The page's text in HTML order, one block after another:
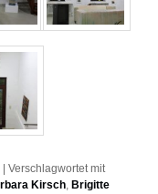
|Verschlagwortet mit
Kirsch, Brigitte